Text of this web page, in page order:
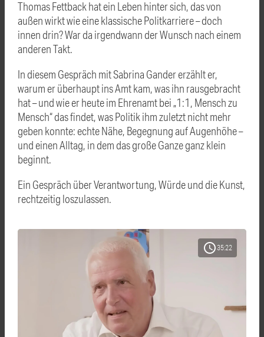
Thomas Fettback hat ein Leben hinter sich, das von
außen wirkt wie eine klassische Politkarriere – doch
innen drin? War da irgendwann der Wunsch nach einem
anderen Takt.
In diesem Gespräch mit Sabrina Gander erzählt er,
warum er überhaupt ins Amt kam, was ihn rausgebracht
hat – und wie er heute im Ehrenamt bei „1:1, Mensch zu
Mensch“ das findet, was Politik ihm zuletzt nicht mehr
geben konnte: echte Nähe, Begegnung auf Augenhöhe –
und einen Alltag, in dem das große Ganze ganz klein
beginnt.
Ein Gespräch über Verantwortung, Würde und die Kunst,
rechtzeitig loszulassen.
schedule35:22